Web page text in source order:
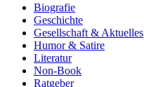
Biografie
Geschichte
Gesellschaft & Aktuelles
Humor & Satire
Literatur
Non-Book
Ratgeber